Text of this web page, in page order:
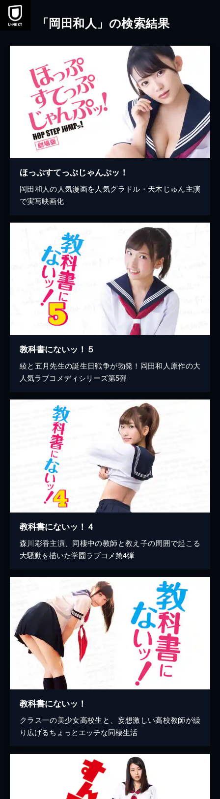
本文へスキップ
「岡田和人」の検索結果
ほっぷすてっぷじゃんぷッ！
岡田和人の人気漫画を人気グラドル・天木じゅん主演
で実写映画化
教科書にないッ！５
綾と五月先生の誕生日戦争が勃発！岡田和人原作の大
人気ラブコメディシリーズ第5弾
教科書にないッ！４
森川彩香主演、同棲中の教師と教え子の周囲で起こる
大騒動を描いた学園ラブコメ第4弾
教科書にないッ！
クラス一の美少女高校生と、妄想激しい高校教師が繰
り広げるちょっとエッチな同棲生活